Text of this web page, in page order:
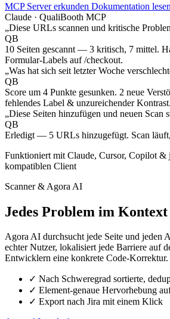
MCP Server erkunden Dokumentation lesen
Claude · QualiBooth MCP
„Diese URLs scannen und kritische
QB
10 Seiten gescannt — 3 kritisch, 7 mittel.
Formular-Labels auf /checkout.
„Was hat sich seit letzter Woche
QB
Score um 4 Punkte gesunken. 2 neue
fehlendes Label & unzureichender Kontrast.
„Diese Seiten hinzufügen und neuen Scan
QB
Erledigt — 5 URLs hinzugefügt. Scan
Funktioniert mit Claude, Cursor, Copilot &
kompatiblen Client
Scanner & Agora AI
Jedes Problem im
Agora AI durchsucht jede Seite und jeden
echter Nutzer, lokalisiert jede Barriere auf
Entwicklern eine konkrete Code-Korrektur.
✓ Nach Schweregrad sortierte,
✓ Element-genaue Hervorhebung
✓ Export nach Jira mit einem Klick